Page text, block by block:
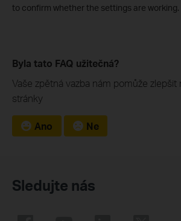
to confirm whether the settings are working.
Byla tato FAQ užitečná?
Vaše zpětná vazba nám pomůže zlepšit
stránky
Ano Ne
Sledujte nás